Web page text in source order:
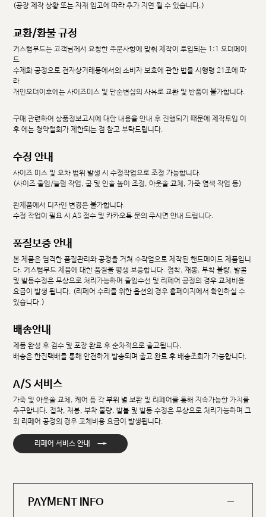
(공장 제작 상황 또는 자재 입고에 따라 추가 지연 될 수 있습니다.)
교환/환불 규정
커스텀무드는 고객님께서 요청한 주문사항에 맞춰 제작이 투입되는 1:1 오더메이
드
수제화 공정으로 전자상거래등에서의 소비자 보호에 관한 법률 시행령 21조에 따
라
개인오더이후에는 사이즈미스 및 단순변심의 사유로 교환 및 반품이 불가합니다.
구매 관련하여 상품정보고시에 대한 내용을 안내 후 진행되기 때문에 제작투입 이
후 에는 청약철회가 제한되는 점 참고 부탁드립니다.
수정 안내
사이즈 미스 및 오차 범위 발생 시 수정작업으로 조정 가능합니다.
(사이즈 줄임/늘림 작업, 굽 및 인솔 높이 조정, 아웃솔 교체, 가죽 염색 작업 등)
완제품에서 디자인 변경은 불가합니다.
수정 작업이 필요 시 AS 접수 및 카카오톡 문의 주시면 안내 드립니다.
품질보증 안내
본 제품은 엄격한 품질관리와 공정을 거쳐 수작업으로 제작된 핸드메이드 제품입니
다. 커스텀무드 제품에 대한 품질을 평생 보증합니다. 접착, 재봉, 부착 불량, 발볼
및 발등수정은 무상으로 처리가능하며 줄임수선 및 리페어 공정의 경우 교체비용
요금이 발생 됩니다. (리페어 수리를 위한 옵션의 경우 홈페이지에서 확인하실 수
있습니다.)
배송안내
제품 완성 후 검수 및 포장 완료 후 순차적으로 출고됩니다.
배송은 한진택배를 통해 안전하게 발송되며 출고 완료 후 배송조회가 가능합니다.
A/S 서비스
가죽 및 아웃솔 교체, 케어 등 각 부위 별 보완 및 리페어를 통해 지속가능한 가치를
추구합니다. 접착, 재봉, 부착 불량, 발볼 및 발등 수정은 무상으로 처리가능하며 그
외 리페어 공정의 경우 교체비용 요금이 발생됩니다.
리페어 서비스 안내 →
PAYMENT INFO